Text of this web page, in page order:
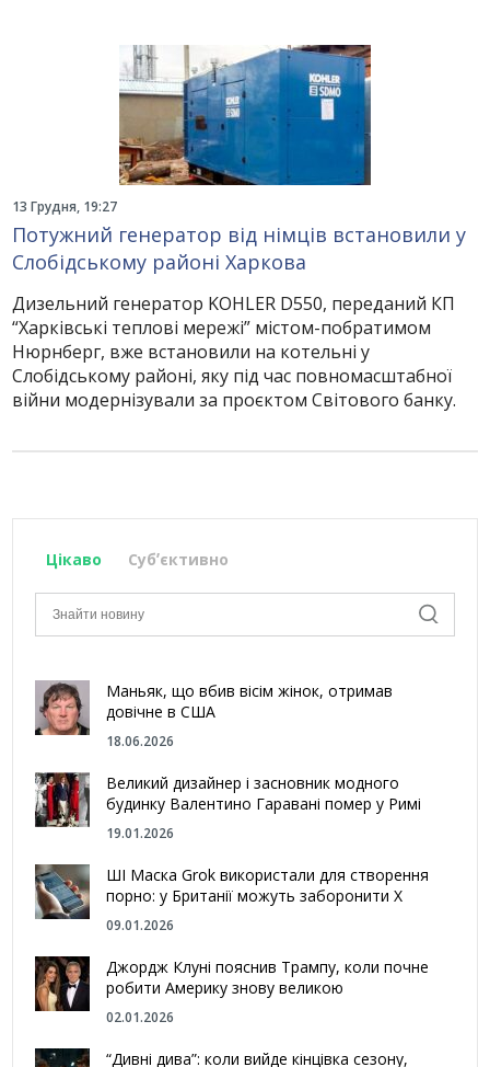
13 Грудня, 19:27
Потужний генератор від німців встановили у
Слобідському районі Харкова
Дизельний генератор KOHLER D550, переданий КП
“Харківські теплові мережі” містом-побратимом
Нюрнберг, вже встановили на котельні у
Слобідському районі, яку під час повномасштабної
війни модернізували за проєктом Світового банку.
Цікаво Субʼєктивно
Маньяк, що вбив вісім жінок, отримав
довічне в США
18.06.2026
Великий дизайнер і засновник модного
будинку Валентино Гаравані помер у Римі
19.01.2026
ШІ Маска Grok використали для створення
порно: у Британії можуть заборонити Х
09.01.2026
Джордж Клуні пояснив Трампу, коли почне
робити Америку знову великою
02.01.2026
“Дивні дива”: коли вийде кінцівка сезону,